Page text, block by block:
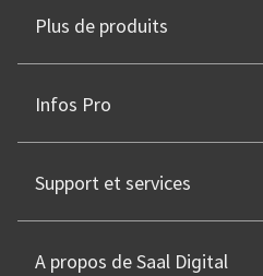
Plus de produits
Infos Pro
Support et services
A propos de Saal Digital